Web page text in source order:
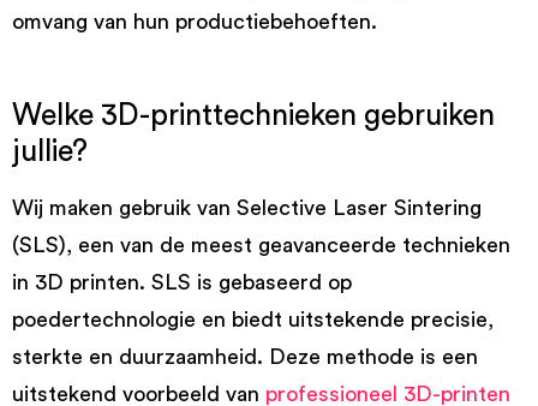
omvang van hun productiebehoeften.
Welke 3D-printtechnieken gebruiken
jullie?
Wij maken gebruik van Selective Laser Sintering
(SLS), een van de meest geavanceerde technieken
in 3D printen. SLS is gebaseerd op
poedertechnologie en biedt uitstekende precisie,
sterkte en duurzaamheid. Deze methode is een
uitstekend voorbeeld van professioneel 3D-printen